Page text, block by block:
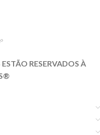
RESERVADOS À